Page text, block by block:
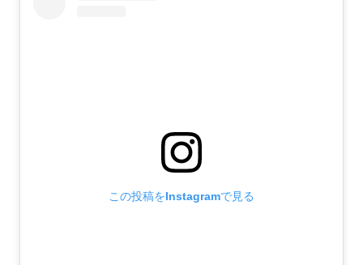
この投稿をInstagramで見る